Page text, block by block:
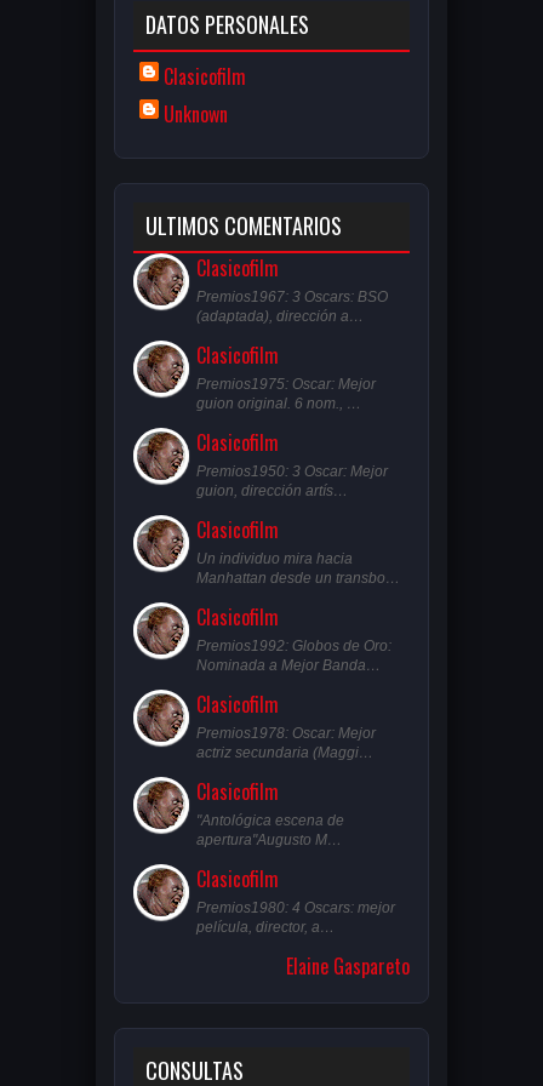
DATOS PERSONALES
Clasicofilm
Unknown
ULTIMOS COMENTARIOS
Clasicofilm
Premios1967: 3 Oscars: BSO
(adaptada), dirección a…
Clasicofilm
Premios1975: Oscar: Mejor
guion original. 6 nom., …
Clasicofilm
Premios1950: 3 Oscar: Mejor
guion, dirección artís…
Clasicofilm
Un individuo mira hacia
Manhattan desde un transbo…
Clasicofilm
Premios1992: Globos de Oro:
Nominada a Mejor Banda…
Clasicofilm
Premios1978: Oscar: Mejor
actriz secundaria (Maggi…
Clasicofilm
"Antológica escena de
apertura"Augusto M…
Clasicofilm
Premios1980: 4 Oscars: mejor
película, director, a…
Elaine Gaspareto
CONSULTAS